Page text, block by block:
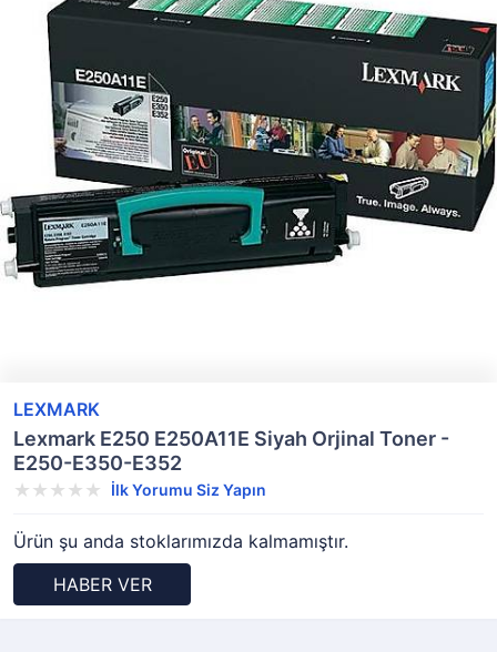
LEXMARK
Lexmark E250 E250A11E Siyah Orjinal Toner -
E250-E350-E352
İlk Yorumu Siz Yapın
Ürün şu anda stoklarımızda kalmamıştır.
HABER VER